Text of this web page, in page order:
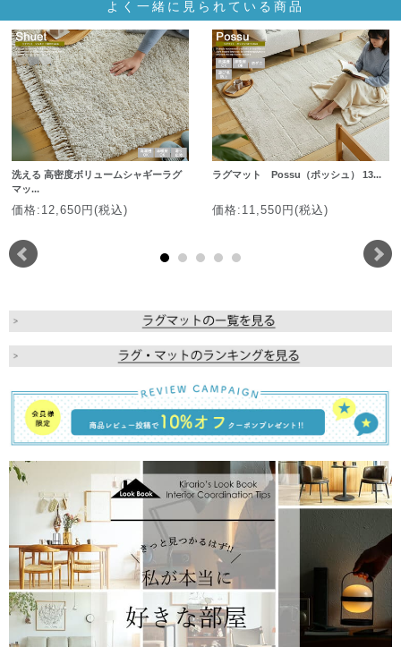
よく一緒に見られている商品
洗える 高密度ボリュームシャギーラグ
マッ...
価格:12,650円(税込)
ラグマット Possu（ポッシュ） 13...
価格:11,550円(税込)